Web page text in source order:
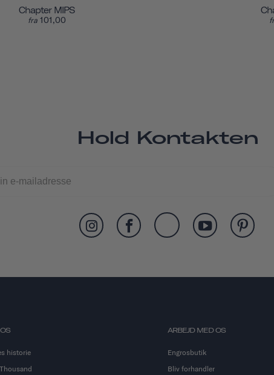
Chapter MIPS
fra 101,00
Hold Kontakten
historie
ARBEJD MED OS
Engrosbutik
Bliv forhandler